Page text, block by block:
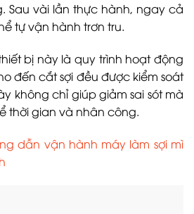
Sau vài lần thực hành, ngay cả
tự vận hành trơn tru.
bị này là quy trình hoạt động
đến cắt sợi đều được kiểm soát
không chỉ giúp giảm sai sót mà
thời gian và nhân công.
dẫn vận hành máy làm sợi mì